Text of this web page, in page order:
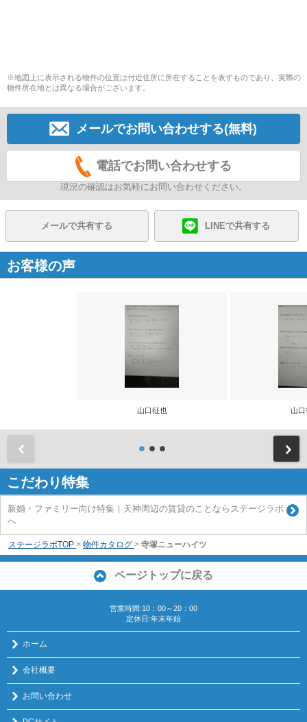
※地図上に表示される物件の位置は付近住所に所在することを表すものであり、実際の
物件所在地とは異なる場合がございます。
メールでお問い合わせする(無料)
電話でお問い合わせする
現況の確認はお気軽にお問い合わせください。
メールで共有する LINEで共有する
お客様の声
山口征也 山
こだわり特集
新婚・ファミリー向け特集｜天神周辺の賃貸のことならステージラボ
へ
ステージラボTOP > 物件カタログ > 寺塚ニューハイツ
ページトップに戻る
営業時間:10：00～20：00
定休日:年末年始
ホーム
会社概要
お問い合わせ